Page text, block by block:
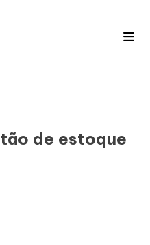
de estoque